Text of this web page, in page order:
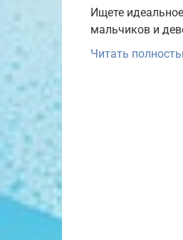
Ищете
мальчиков и
Читать